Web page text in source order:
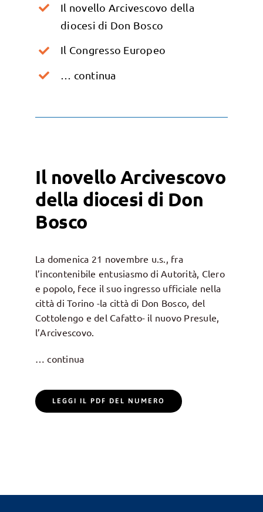
Il novello Arcivescovo della
diocesi di Don Bosco
Il Congresso Europeo
… continua
Il novello Arcivescovo
della diocesi di Don
Bosco
La domenica 21 novembre u.s., fra
l’incontenibile entusiasmo di Autorità, Clero
e popolo, fece il suo ingresso ufficiale nella
città di Torino -la città di Don Bosco, del
Cottolengo e del Cafatto- il nuovo Presule,
l’Arcivescovo.
… continua
LEGGI IL PDF DEL NUMERO